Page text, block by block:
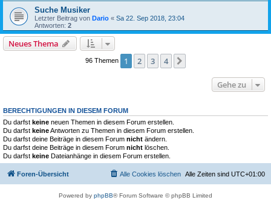
Suche Musiker
Letzter Beitrag von Dario « Sa 22. Sep 2018, 23:04
Antworten: 2
Neues Thema
96 Themen 1 2 3 4
Gehe zu
BERECHTIGUNGEN IN DIESEM FORUM
Du darfst keine neuen Themen in diesem Forum erstellen.
Du darfst keineAntworten zu Themen in diesem Forum erstellen.
Du darfst deine Beiträge in diesem Forum nicht ändern.
Du darfst deine Beiträge in diesem Forum nicht löschen.
Du darfst keine Dateianhänge in diesem Forum erstellen.
Foren-Übersicht Alle Zeiten sind UTC+01:00
Alle Cookies löschen
Powered by phpBB® Forum Software © phpBB Limited